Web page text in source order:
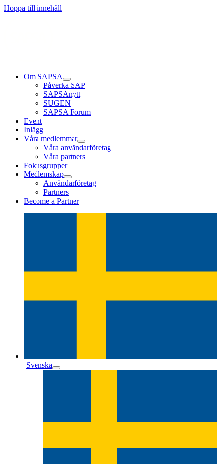
Hoppa till innehåll
Om SAPSA
Påverka SAP
SAPSAnytt
SUGEN
SAPSA Forum
Event
Inlägg
Våra medlemmar
Våra användarföretag
Våra partners
Fokusgrupper
Medlemskap
Användarföretag
Partners
Become a Partner
Svenska
Läs mer
Läs mer
Läs mer